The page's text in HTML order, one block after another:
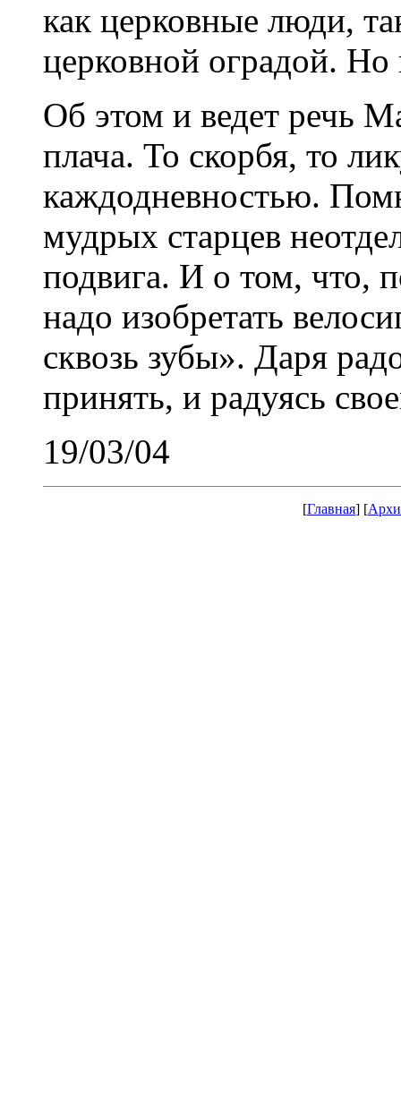
как церковные люди,
церковной оградой.
Об этом и ведет речь
плача. То скорбя, то
каждодневностью.
мудрых старцев
подвига. И о том, что,
надо изобретать
сквозь зубы». Даря
принять, и радуясь
19/03/04
[Главная] [